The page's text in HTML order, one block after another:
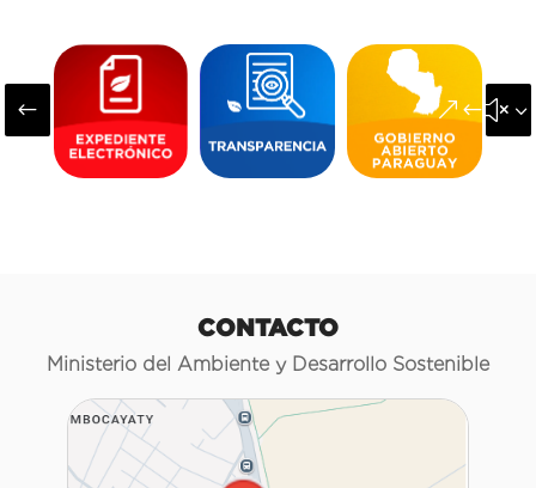
#
CONTACTO
Ministerio del Ambiente y Desarrollo Sostenible